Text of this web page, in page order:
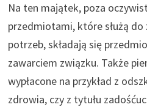
Na ten majątek, poza
przedmiotami, które służą
potrzeb, składają się
zawarciem związku. Także
wypłacone na przykład z
zdrowia, czy z tytułu